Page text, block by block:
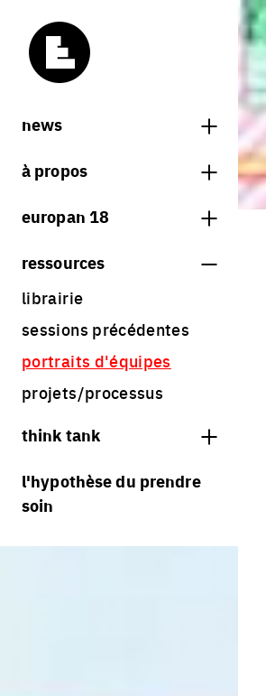
news
news
à propos
qu'est-ce qu'europan
contact
Share on Instagram
Share on Facebook
Share on Twitter
europan 18
règlement
calendrier
jurys
ressources
librairie
sessions précédentes
portraits d'équipes
projets/processus
think tank
processus
villes vivantes
l'hypothèse du prendre
soin